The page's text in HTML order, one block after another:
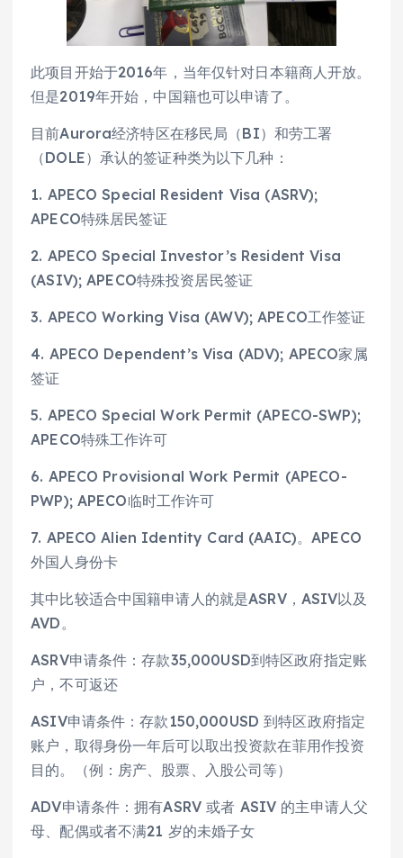
此项目开始于2016年，当年仅针对日本籍商人开放。
但是2019年开始，中国籍也可以申请了。
目前Aurora经济特区在移民局（BI）和劳工署
（DOLE）承认的签证种类为以下几种：
1. APECO Special Resident Visa (ASRV);
APECO特殊居民签证
2. APECO Special Investor’s Resident Visa
(ASIV); APECO特殊投资居民签证
3. APECO Working Visa (AWV); APECO工作签证
4. APECO Dependent’s Visa (ADV); APECO家属
签证
5. APECO Special Work Permit (APECO-SWP);
APECO特殊工作许可
6. APECO Provisional Work Permit (APECO-
PWP); APECO临时工作许可
7. APECO Alien Identity Card (AAIC)。APECO
外国人身份卡
其中比较适合中国籍申请人的就是ASRV，ASIV以及
AVD。
ASRV申请条件：存款35,000USD到特区政府指定账
户，不可返还
ASIV申请条件：存款150,000USD 到特区政府指定
账户，取得身份一年后可以取出投资款在菲用作投资
目的。（例：房产、股票、入股公司等）
ADV申请条件：拥有ASRV 或者 ASIV 的主申请人父
母、配偶或者不满21 岁的未婚子女